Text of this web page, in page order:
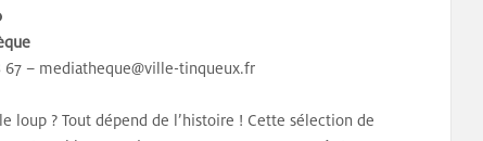
– mediatheque@ville-tinqueux.fr
loup ? Tout dépend de l’histoire ! Cette sélection de